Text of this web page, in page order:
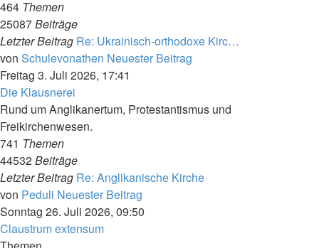
464 Themen
25087Beiträge
Letzter Beitrag Re: Ukrainisch-orthodoxe Kirc…
von Schulevonathen Neuester Beitrag
Freitag 3. Juli 2026, 17:41
Die Klausnerei
Rund um Anglikanertum, Protestantismus und
Freikirchenwesen.
741 Themen
44532Beiträge
Letzter Beitrag Re: Anglikanische Kirche
von Peduli Neuester Beitrag
Sonntag 26. Juli 2026, 09:50
Claustrum extensum